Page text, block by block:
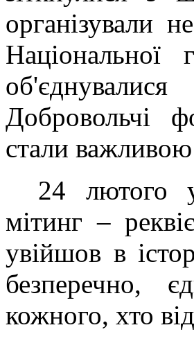
організували
Національної
Добровольчі
стали
24 лютого
мітинг –
увійшов в
безперечно,
кожного, хто